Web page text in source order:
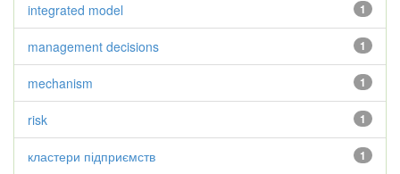
1
integrated model
1
management decisions
1
mechanism
1
risk
1
кластери підприємств